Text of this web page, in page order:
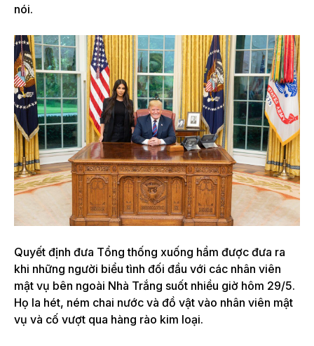
nói.
Quyết định đưa Tổng thống xuống hầm được đưa ra
khi những người biểu tình đối đầu với các nhân viên
mật vụ bên ngoài Nhà Trắng suốt nhiều giờ hôm 29/5.
Họ la hét, ném chai nước và đồ vật vào nhân viên mật
vụ và cố vượt qua hàng rào kim loại.